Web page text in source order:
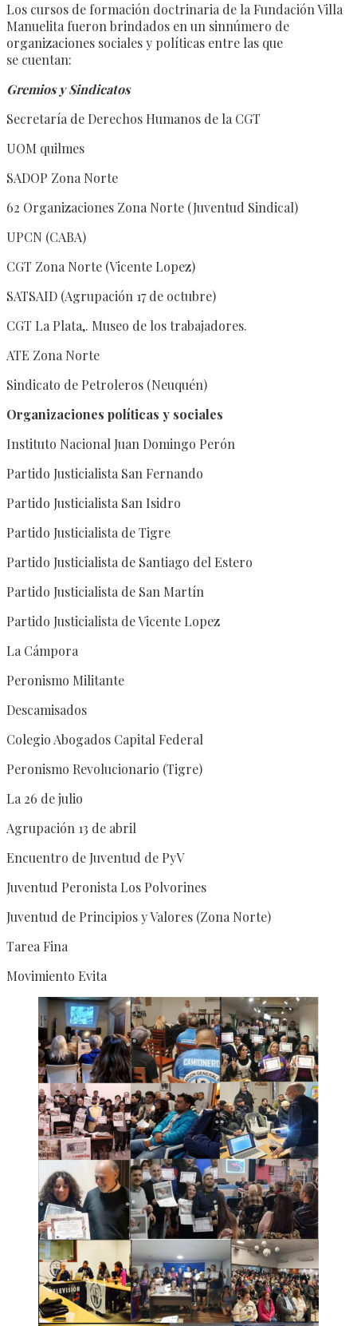
Los cursos de formación doctrinaria de la Fundación Villa
Manuelita fueron brindados en un sinnúmero de
organizaciones sociales y políticas entre las que
se cuentan:
Gremios y Sindicatos
Secretaría de Derechos Humanos de la CGT
UOM quilmes
SADOP Zona Norte
62 Organizaciones Zona Norte (Juventud Sindical)
UPCN (CABA)
CGT Zona Norte (Vicente Lopez)
SATSAID (Agrupación 17 de octubre)
CGT La Plata,. Museo de los trabajadores.
ATE Zona Norte
Sindicato de Petroleros (Neuquén)
Organizaciones políticas y sociales
Instituto Nacional Juan Domingo Perón
Partido Justicialista San Fernando
Partido Justicialista San Isidro
Partido Justicialista de Tigre
Partido Justicialista de Santiago del Estero
Partido Justicialista de San Martín
Partido Justicialista de Vicente Lopez
La Cámpora
Peronismo Militante
Descamisados
Colegio Abogados Capital Federal
Peronismo Revolucionario (Tigre)
La 26 de julio
Agrupación 13 de abril
Encuentro de Juventud de PyV
Juventud Peronista Los Polvorines
Juventud de Principios y Valores (Zona Norte)
Tarea Fina
Movimiento Evita